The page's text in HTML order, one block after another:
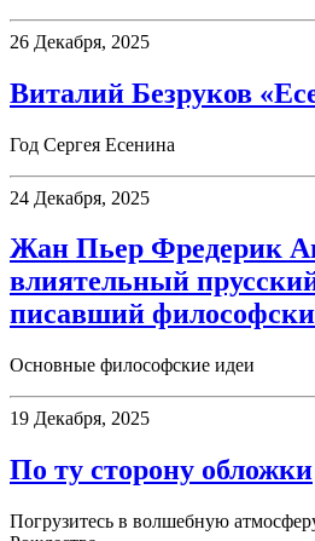
26 Декабря, 2025
Виталий Безруков
Год Сергея Есенина
24 Декабря, 2025
Жан Пьер Фредерик
влиятельный
писавший
Основные философские идеи
19 Декабря, 2025
По ту сторону обложки
Погрузитесь в волшебную